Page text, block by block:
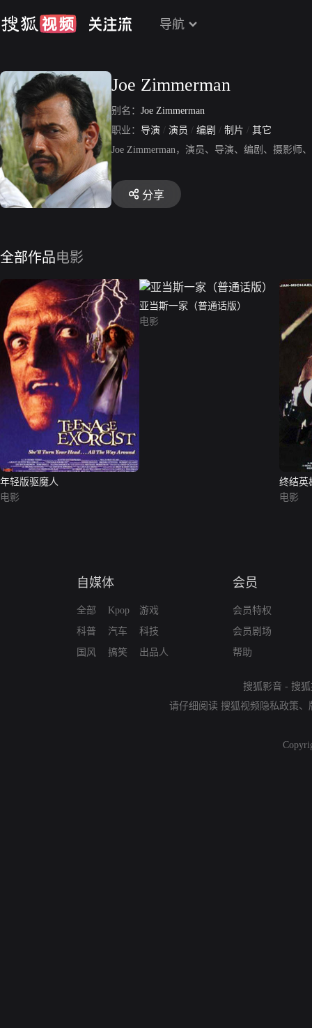
导航
Joe Zimmerman
别名： Joe Zimmerman
职业： 导演 / 演员 / 编剧 / 制片 / 其它
Joe Zimmerman，演员、导演、编剧、摄影师
分享
全部作品电影
年轻版驱魔人
电影
亚当斯一家（普通话版）
电影
终结英
电影
自媒体
全部
科普
国风
Kpop
汽车
搞笑
游戏
科技
出品人
会员
会员特权
会员剧场
帮助
搜狐影音 - 搜
请仔细阅读 搜狐视频隐私政策、